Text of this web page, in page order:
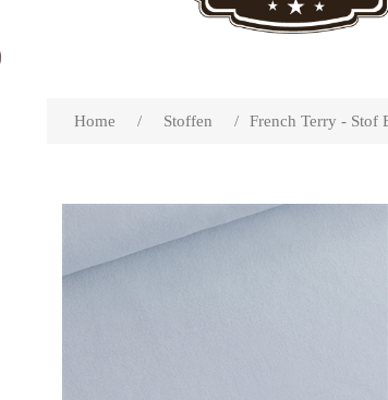
Home / Stoffen / French Terry - Stof